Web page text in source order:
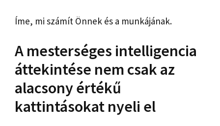
Íme, mi számít Önnek és a munkájának.
A mesterséges intelligencia
áttekintése nem csak az
alacsony értékű
kattintásokat nyeli el